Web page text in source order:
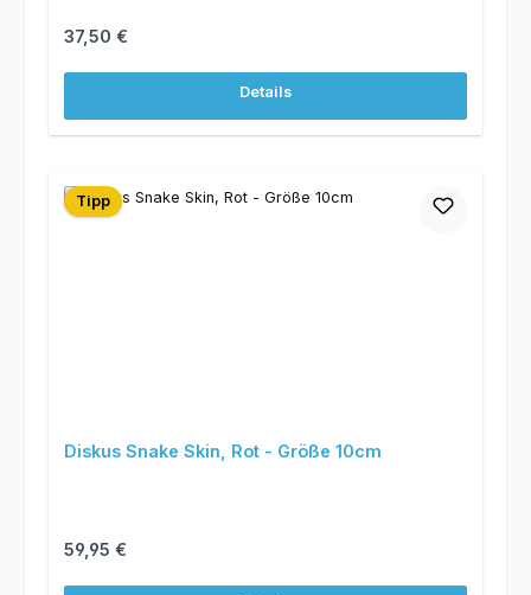
Regulärer Preis:
37,50 €
Details
Tipp
Diskus Snake Skin, Rot - Größe 10cm
Regulärer Preis:
59,95 €